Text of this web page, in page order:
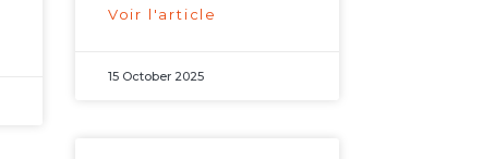
Voir l'article
15 October 2025